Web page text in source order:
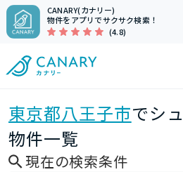
CANARY(カナリー)
物件をアプリでサクサク検索！
(4.8)
東京都八王子市でシ
物件一覧
現在の検索条件